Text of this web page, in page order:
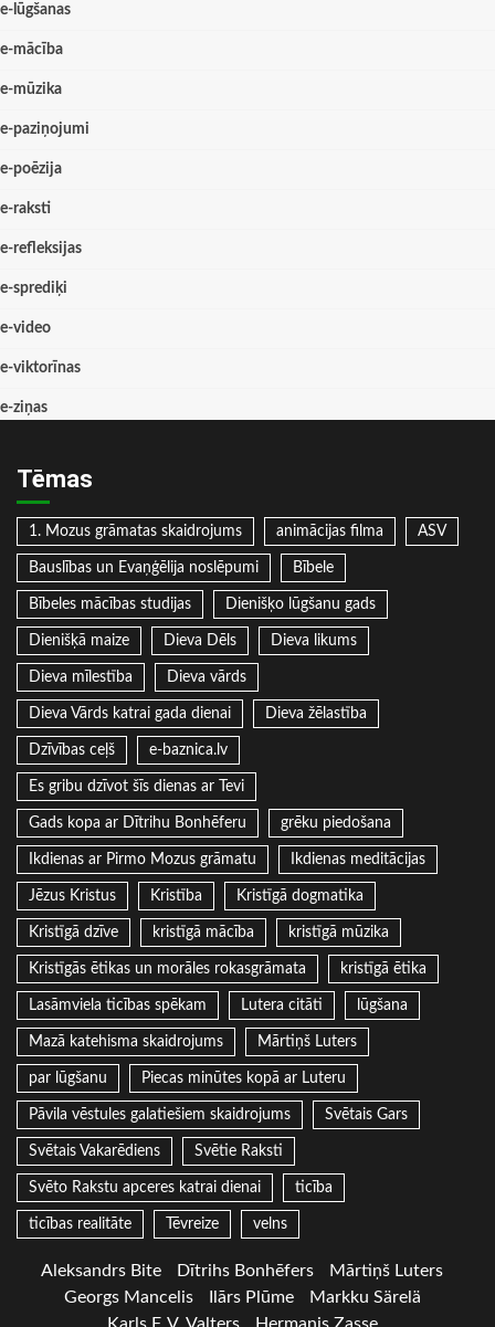
e-lūgšanas
e-mācība
e-mūzika
e-paziņojumi
e-poēzija
e-raksti
e-refleksijas
e-sprediķi
e-video
e-viktorīnas
e-ziņas
Tēmas
1. Mozus grāmatas skaidrojums animācijas filma ASV
Bauslības un Evaņģēlija noslēpumi Bībele
Bībeles mācības studijas Dienišķo lūgšanu gads
Dienišķā maize Dieva Dēls Dieva likums
Dieva mīlestība Dieva vārds
Dieva Vārds katrai gada dienai Dieva žēlastība
Dzīvības ceļš e-baznica.lv
Es gribu dzīvot šīs dienas ar Tevi
Gads kopa ar Dītrihu Bonhēferu grēku piedošana
Ikdienas ar Pirmo Mozus grāmatu Ikdienas meditācijas
Jēzus Kristus Kristība Kristīgā dogmatika
Kristīgā dzīve kristīgā mācība kristīgā mūzika
Kristīgās ētikas un morāles rokasgrāmata kristīgā ētika
Lasāmviela ticības spēkam Lutera citāti lūgšana
Mazā katehisma skaidrojums Mārtiņš Luters
par lūgšanu Piecas minūtes kopā ar Luteru
Pāvila vēstules galatiešiem skaidrojums Svētais Gars
Svētais Vakarēdiens Svētie Raksti
Svēto Rakstu apceres katrai dienai ticība
ticības realitāte Tēvreize velns
Aleksandrs Bite Dītrihs Bonhēfers
Mārtiņš Luters
Georgs Mancelis
Ilārs Plūme
Markku Särelä
Karls F. V. Valters
Hermanis Zasse